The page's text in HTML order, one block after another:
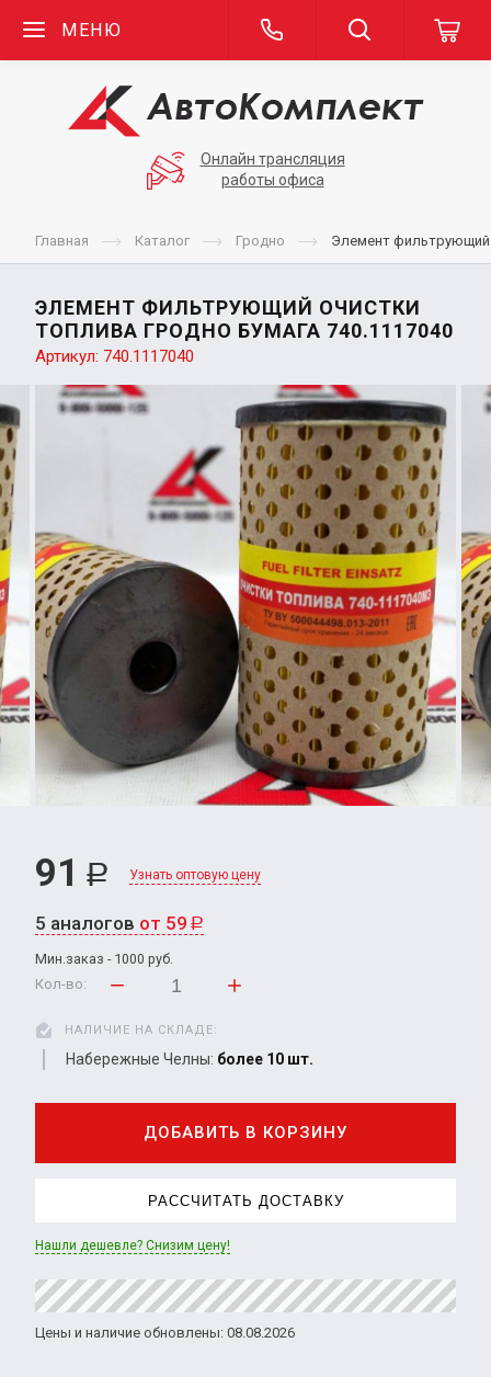
МЕНЮ
Онлайн трансляция
работы офиса
Главная Каталог Гродно Элемент фильтрующий
ЭЛЕМЕНТ ФИЛЬТРУЮЩИЙ ОЧИСТКИ
ТОПЛИВА ГРОДНО БУМАГА 740.1117040
Артикул: 740.1117040
91 Р Узнать оптовую цену
5 аналогов от 59 Р
Мин.заказ - 1000 руб.
Кол-во:
НАЛИЧИЕ НА СКЛАДЕ:
Набережные Челны: более 10 шт.
ДОБАВИТЬ В КОРЗИНУ
РАССЧИТАТЬ ДОСТАВКУ
Нашли дешевле? Снизим цену!
Цены и наличие обновлены: 08.08.2026